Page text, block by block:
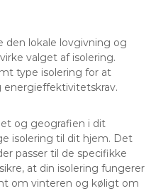
den lokale lovgivning og
valget af isolering.
type isolering for at
energieffektivitetskrav.
og geografien i dit
isolering til dit hjem. Det
passer til de specifikke
at din isolering fungerer
om vinteren og køligt om